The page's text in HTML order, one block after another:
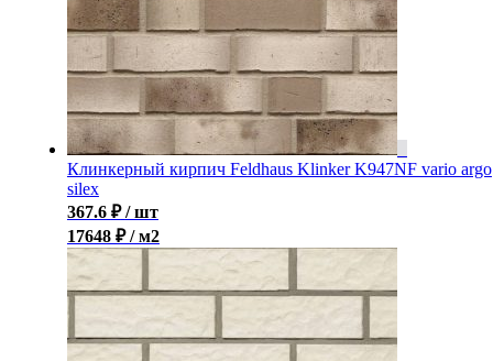
Клинкерный кирпич Feldhaus Klinker K947NF vario argo
silex
367.6 ₽ / шт
17648 ₽ / м2